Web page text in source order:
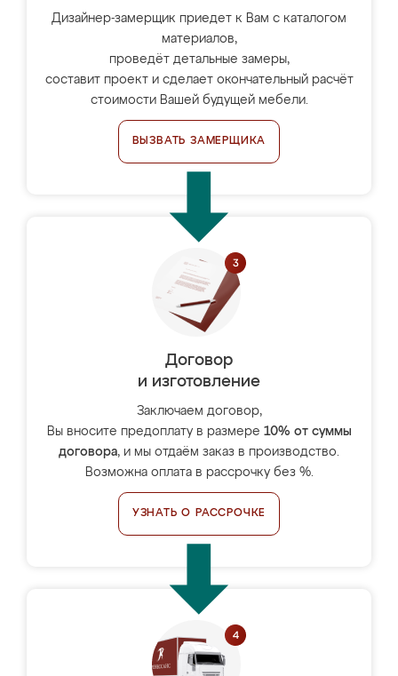
Дизайнер-замерщик приедет к Вам с каталогом
материалов,
проведёт детальные замеры,
составит проект и сделает окончательный расчёт
стоимости Вашей будущей мебели.
ВЫЗВАТЬ ЗАМЕРЩИКА
Договор
и изготовление
Заключаем договор,
Вы вносите предоплату в размере 10% от суммы
договора, и мы отдаём заказ в производство.
Возможна оплата в рассрочку без %.
УЗНАТЬ О РАССРОЧКЕ